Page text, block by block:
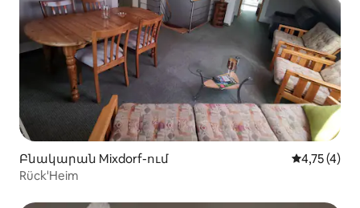
Բնակարան Mixdorf-ում Միջին
4,75 (4)
Rück'Heim